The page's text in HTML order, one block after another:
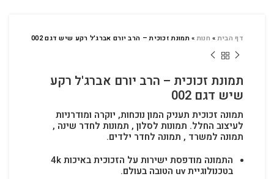
דף הבית» חנות»תמונת זכוכית – הרב יורם אברג'ל רקע שיש דגם 002
תמונת זכוכית – הרב יורם אברג'ל רקע
שיש דגם 002
תמונה זכוכית תעניק המון נוכחות, יוקרה ומודרניות
לעיצוב החלל. תמונות לסלון , תמונות לחדר שינה ,
תמונה למשרד , תמונה לחדר ילדים.
התמונה מודפסת ישירות על הזכוכית באיכות 4k
בטכנולוגיית uv הטובה בעולם.